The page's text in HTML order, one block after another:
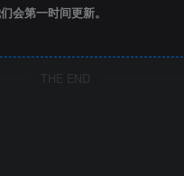
会第一时间更新。
THE END